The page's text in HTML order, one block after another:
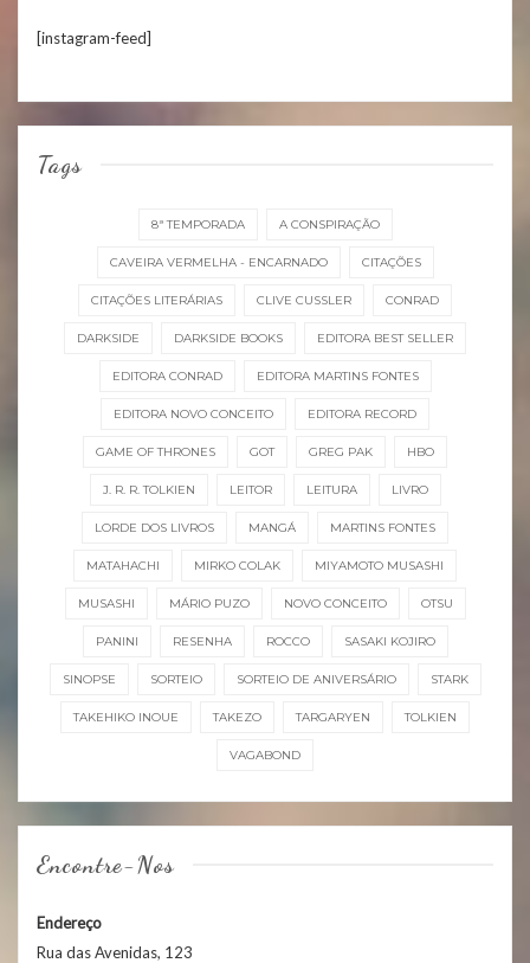
[instagram-feed]
Tags
8ª TEMPORADA A CONSPIRAÇÃO
CAVEIRA VERMELHA - ENCARNADO CITAÇÕES
CITAÇÕES LITERÁRIAS CLIVE CUSSLER CONRAD
DARKSIDE DARKSIDE BOOKS EDITORA BEST SELLER
EDITORA CONRAD EDITORA MARTINS FONTES
EDITORA NOVO CONCEITO EDITORA RECORD
GAME OF THRONES GOT GREG PAK HBO
J. R. R. TOLKIEN LEITOR LEITURA LIVRO
LORDE DOS LIVROS MANGÁ MARTINS FONTES
MATAHACHI MIRKO COLAK MIYAMOTO MUSASHI
MUSASHI MÁRIO PUZO NOVO CONCEITO OTSU
PANINI RESENHA ROCCO SASAKI KOJIRO
SINOPSE SORTEIO SORTEIO DE ANIVERSÁRIO STARK
TAKEHIKO INOUE TAKEZO TARGARYEN TOLKIEN
VAGABOND
Encontre-Nos
Endereço
Rua das Avenidas, 123